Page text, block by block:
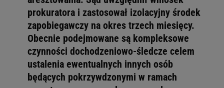
prokuratora i zastosował izolacyjny środek
zapobiegawczy na okres trzech miesięcy.
Obecnie podejmowane są kompleksowe
czynności dochodzeniowo-śledcze celem
ustalenia ewentualnych innych osób
będących pokrzywdzonymi w ramach